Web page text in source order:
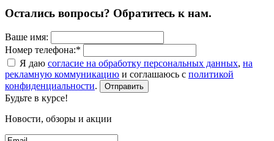
Остались вопросы? Обратитесь к нам.
Ваше имя:
Номер телефона:*
Я даю согласие на обработку персональных данных, на
рекламную коммуникацию и соглашаюсь с политикой
конфиденциальности. Отправить
Будьте в курсе!
Новости, обзоры и акции